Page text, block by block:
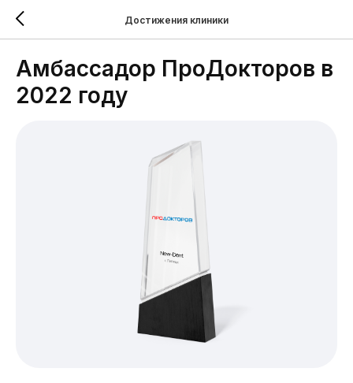
Достижения клиники
Амбассадор ПроДокторов в
2022 году